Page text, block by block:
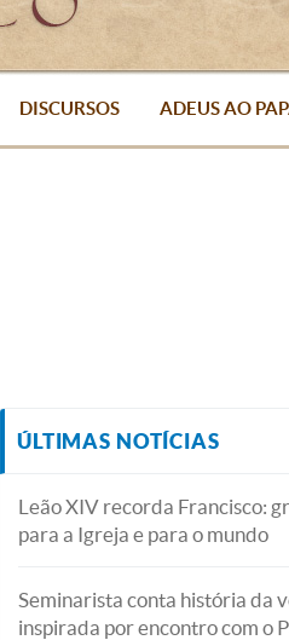
DISCURSOS ADEUS AO
ÚLTIMAS NOTÍCIAS
Leão XIV recorda Francisco:
para a Igreja e para o mundo
Seminarista conta história da
inspirada por encontro com o